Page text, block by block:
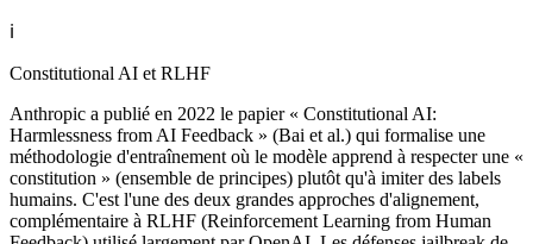
ℹ️
Constitutional AI et RLHF
Anthropic a publié en 2022 le papier « Constitutional AI:
Harmlessness from AI Feedback » (Bai et al.) qui formalise une
méthodologie d'entraînement où le modèle apprend à respecter une «
constitution » (ensemble de principes) plutôt qu'à imiter des labels
humains. C'est l'une des deux grandes approches d'alignement,
complémentaire à RLHF (Reinforcement Learning from Human